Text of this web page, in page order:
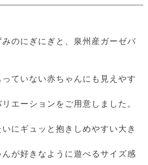
のにぎにぎと、泉州産ガーゼバ
ていない赤ちゃんにも見えやす
エーションをご用意しました。
にギュッと抱きしめやすい大き
が好きなように遊べるサイズ感